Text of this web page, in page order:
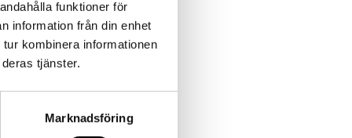
funktioner för
information från din enhet
kombinera informationen
tjänster.
Marknadsföring